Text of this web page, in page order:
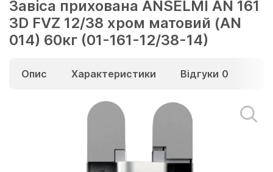
Завіса прихована ANSELMI AN 161
3D FVZ 12/38 хром матовий (AN
014) 60кг (01-161-12/38-14)
Опис Характеристики Відгуки 0